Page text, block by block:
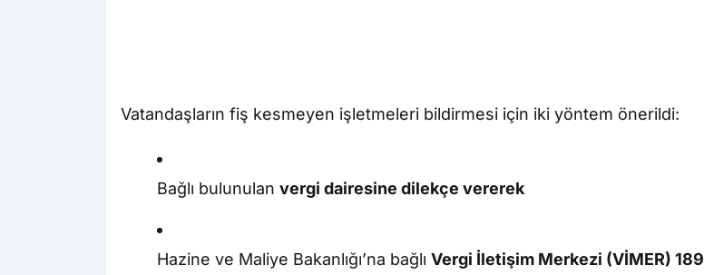
Vatandaşların fiş kesmeyen işletmeleri bildirmesi için iki yöntem önerildi:
Bağlı bulunulan vergi dairesine dilekçe vererek
Hazine ve Maliye Bakanlığı’na bağlı Vergi İletişim Merkezi (VİMER) 189